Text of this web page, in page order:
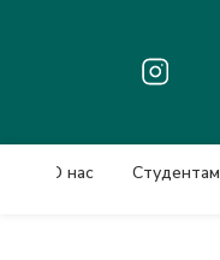
О нас Студентам